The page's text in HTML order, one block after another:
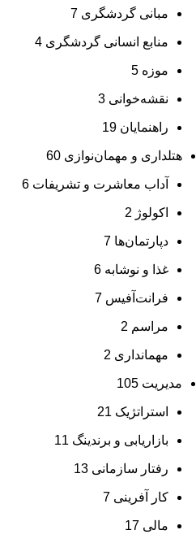
مبانی گردشگری 7
منابع انسانی گردشگری 4
موزه 5
نقشه‌خوانی 3
راهنمایان 19
هتلداری و مهمان‌نوازی 60
آداب معاشرت و تشریفات 6
اکولوژ 2
دپارتمان‌ها 7
غذا و نوشابه 6
فرانت‌آفیس 7
مراسم 2
مهمانداری 2
مدیریت 105
استراتژیک 21
بازاریابی و برندینگ 11
رفتار سازمانی 13
کار آفرینی 7
مالی 17